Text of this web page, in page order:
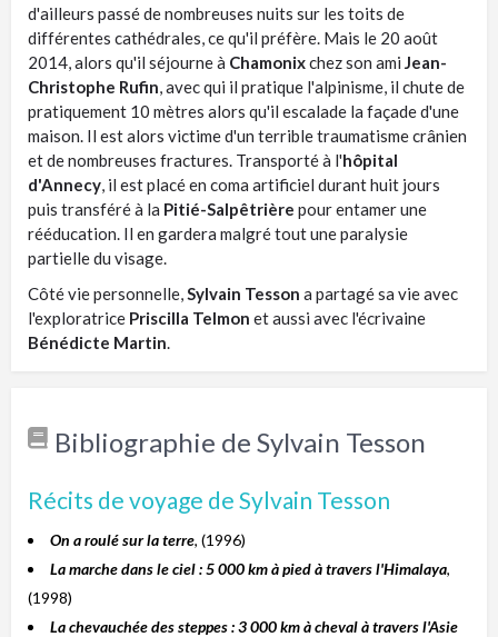
d'ailleurs passé de nombreuses nuits sur les toits de
différentes cathédrales, ce qu'il préfère. Mais le 20 août
2014, alors qu'il séjourne à Chamonixchez son ami Jean-
Christophe Rufin , avec qui il pratique l'alpinisme, il chute de
pratiquement 10 mètres alors qu'il escalade la façade d'une
maison. Il est alors victime d'un terrible traumatisme crânien
et de nombreuses fractures. Transporté à l'hôpital
d'Annecy , il est placé en coma artificiel durant huit jours
puis transféré à la Pitié-Salpêtrière pour entamer une
rééducation. Il en gardera malgré tout une paralysie
partielle du visage.
Côté vie personnelle, Sylvain Tesson a partagé sa vie avec
l'exploratrice Priscilla Telmon et aussi avec l'écrivaine
Bénédicte Martin
Bibliographie de Sylvain Tesson
Récits de voyage de Sylvain Tesson
On a roulé sur la terre, (1996)
La marche dans le ciel : 5 000 km à pied à travers l'Himalaya,
(1998)
La chevauchée des steppes : 3 000 km à cheval à travers l'Asie